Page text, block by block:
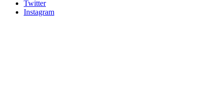
Twitter
Instagram